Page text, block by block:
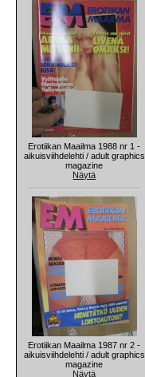
Erotiikan Maailma 1988 nr 1 -
aikuisviihdelehti / adult graphics
magazine
Näytä
Erotiikan Maailma 1987 nr 2 -
aikuisviihdelehti / adult graphics
magazine
Näytä